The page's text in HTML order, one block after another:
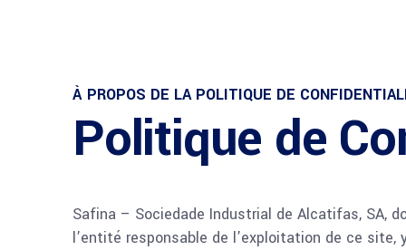
À PROPOS DE LA POLITIQUE DE
Politique de
Safina – Sociedade Industrial de Alcatifas, SA,
l’entité responsable de l’exploitation de ce